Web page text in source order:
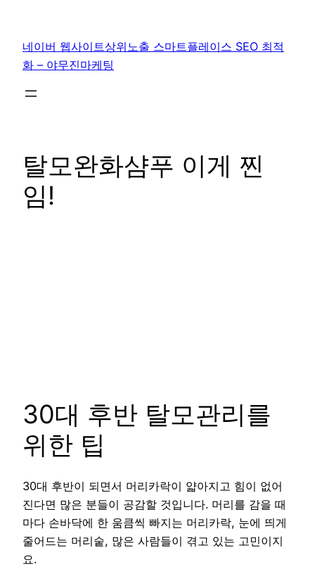
네이버 웹사이트상위노출 스마트플레이스 SEO 최적
화 – 야무진마케팅
탈모완화샴푸 이게 찐
임!
30대 후반 탈모관리를
위한 팁
30대 후반이 되면서 머리카락이 얇아지고 힘이 없어
진다면 많은 분들이 공감할 것입니다. 머리를 감을 때
마다 손바닥에 한 움큼씩 빠지는 머리카락, 눈에 띄게
줄어드는 머리숱, 많은 사람들이 겪고 있는 고민이지
요.